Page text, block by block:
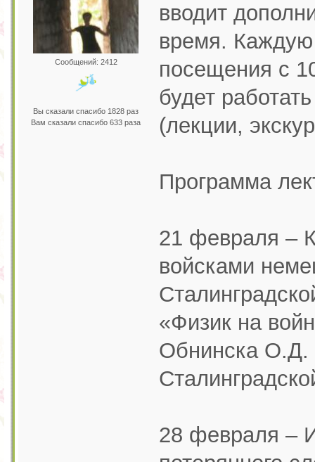
Сообщений: 2412
Вы сказали спасибо 1828 раз
Вам сказали спасибо 633 раза
вводит
время.
посещения с
будет
(лекции,
Программа
21 февраля –
войсками
«Физик на
Обнинска О.Д.
28 февраля –